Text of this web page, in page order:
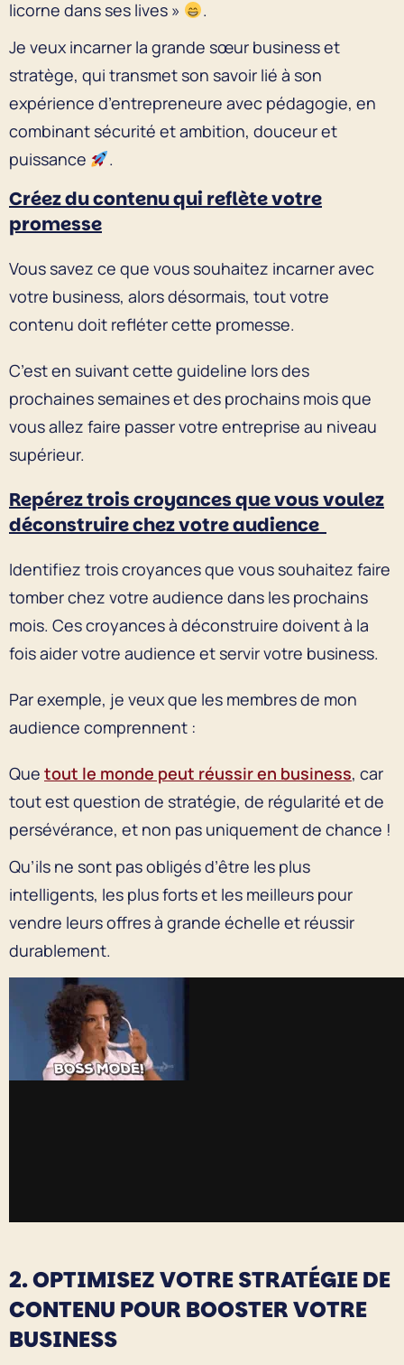
licorne dans ses lives »
.
Je veux incarner la grande sœur business et
stratège, qui transmet son savoir lié à son
expérience d’entrepreneure avec pédagogie, en
combinant sécurité et ambition, douceur et
puissance
.
Créez du contenu qui reflète votre
promesse
Vous savez ce que vous souhaitez incarner avec
votre business, alors désormais, tout votre
contenu doit refléter cette promesse.
C’est en suivant cette guideline lors des
prochaines semaines et des prochains mois que
vous allez faire passer votre entreprise au niveau
supérieur.
Repérez trois croyances que vous voulez
déconstruire chez votre audience
Identifiez trois croyances que vous souhaitez faire
tomber chez votre audience dans les prochains
mois. Ces croyances à déconstruire doivent à la
fois aider votre audience et servir votre business.
Par exemple, je veux que les membres de mon
audience comprennent :
Que tout le monde peut réussir en business, car
tout est question de stratégie, de régularité et de
persévérance, et non pas uniquement de chance !
Qu’ils ne sont pas obligés d’être les plus
intelligents, les plus forts et les meilleurs pour
vendre leurs offres à grande échelle et réussir
durablement.
2. OPTIMISEZ VOTRE STRATÉGIE DE
CONTENU POUR BOOSTER VOTRE
BUSINESS